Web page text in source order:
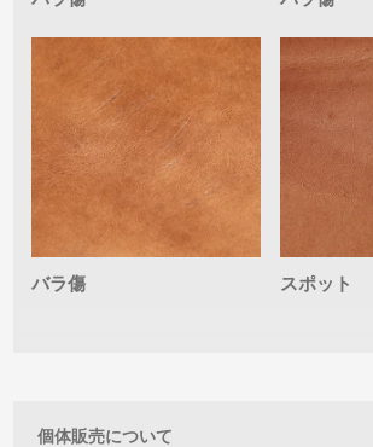
バラ傷 スポット
個体販売について